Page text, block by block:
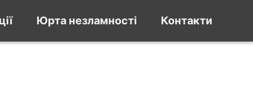
Юрта незламності Контакти